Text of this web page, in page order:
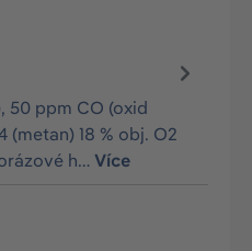
50 ppm CO (oxid
(metan) 18 % obj. O2
h…Více